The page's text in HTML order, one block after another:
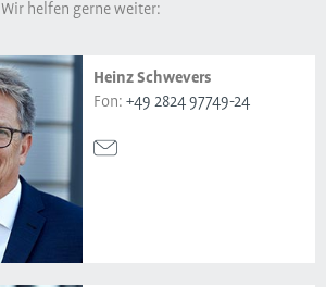
Wir helfen gerne weiter:
Heinz Schwevers
Fon: +49 2824 97749-24